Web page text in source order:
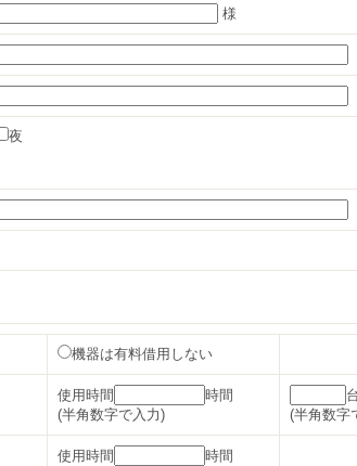
様
夜
機器は有料借用しない
使用時間
時間
(半角数字で入力)
(半角数字
使用時間
時間